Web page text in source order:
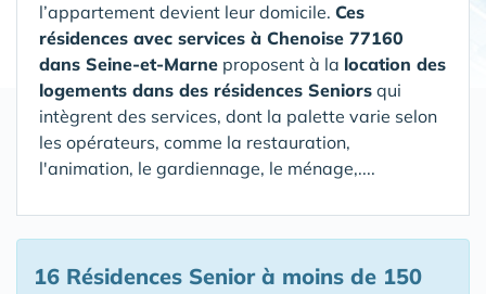
l’appartement devient leur domicile. Ces
résidences avec services à Chenoise 77160
dans Seine-et-Marne proposent à la location des
logements dans des résidences Seniors qui
intègrent des services, dont la palette varie selon
les opérateurs, comme la restauration,
l'animation, le gardiennage, le ménage,....
16 Résidences Seniorà moins de 150